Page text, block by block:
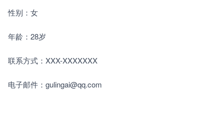
性别：女
年龄：28岁
联系方式：XXX-XXXXXXX
电子邮件：gulingai@qq.com